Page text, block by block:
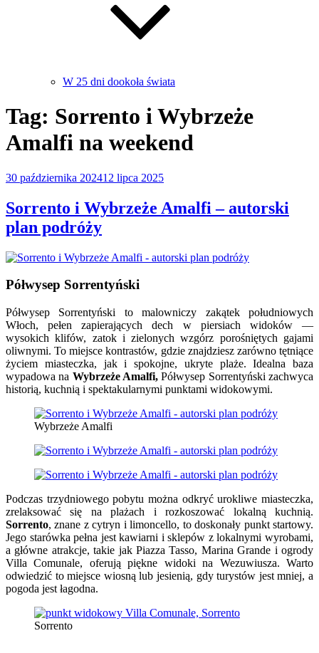
W 25 dni dookoła świata
Tag: Sorrento i Wybrzeże
Amalfi na weekend
Opublikowane
30 października 202412 lipca 2025
Sorrento i Wybrzeże Amalfi – autorski
plan podróży
Półwysep Sorrentyński
Półwysep Sorrentyński to malowniczy zakątek południowych
Włoch, pełen zapierających dech w piersiach widoków —
wysokich klifów, zatok i zielonych wzgórz porośniętych gajami
oliwnymi. To miejsce kontrastów, gdzie znajdziesz zarówno tętniące
życiem miasteczka, jak i spokojne, ukryte plaże. Idealna baza
wypadowa na Wybrzeże Amalfi, Półwysep Sorrentyński zachwyca
historią, kuchnią i spektakularnymi punktami widokowymi.
Wybrzeże Amalfi
Podczas trzydniowego pobytu można odkryć urokliwe miasteczka,
zrelaksować się na plażach i rozkoszować lokalną kuchnią.
Sorrento, znane z cytryn i limoncello, to doskonały punkt startowy.
Jego starówka pełna jest kawiarni i sklepów z lokalnymi wyrobami,
a główne atrakcje, takie jak Piazza Tasso, Marina Grande i ogrody
Villa Comunale, oferują piękne widoki na Wezuwiusza. Warto
odwiedzić to miejsce wiosną lub jesienią, gdy turystów jest mniej, a
pogoda jest łagodna.
Sorrento